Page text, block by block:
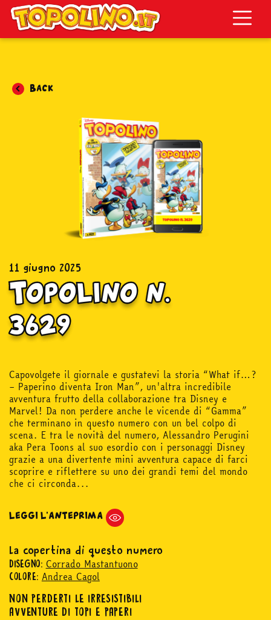
Topolino.it
Back
11 giugno 2025
Topolino n.
3629
Capovolgete il giornale e gustatevi la storia “What if…?
– Paperino diventa Iron Man”, un'altra incredibile
avventura frutto della collaborazione tra Disney e
Marvel! Da non perdere anche le vicende di “Gamma”
che terminano in questo numero con un bel colpo di
scena. E tra le novità del numero, Alessandro Perugini
aka Pera Toons al suo esordio con i personaggi Disney
grazie a una divertente mini avventura capace di farci
scoprire e riflettere su uno dei grandi temi del mondo
che ci circonda...
LEGGI L'ANTEPRIMA
La copertina di questo numero
DISEGNO: Corrado Mastantuono
COLORE: Andrea Cagol
NON PERDERTI LE IRRESISTIBILI
AVVENTURE DI TOPI E PAPERI